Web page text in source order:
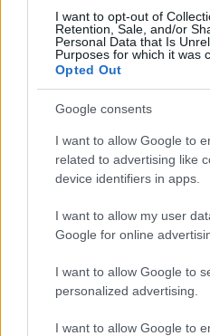
I want to opt-out of
Retention, Sale, and/or
Personal Data that Is
Purposes for which it was
Opted Out
Google consents
I want to allow Google to
related to advertising like
device identifiers in apps.
I want to allow my user
Google for online
I want to allow Google to
personalized advertising.
I want to allow Google to
Konstans
15 éve
Vagy még egy olyan
bejárat egy két sziklafal a
felfutó pókhálók és egy
nem olyan öntött (wanpa
a HP-ben (kockákból
benne van: nagypók, 3
barlangrészlet, frodó
kezébe. De még akár olyat
zacskós készletnek, hogy
minden figurát csak ilyen
hátizsák meg egy nyúl. És
frodóék élelem készítése
a polifántokat ( vagy
megtámadják őket.